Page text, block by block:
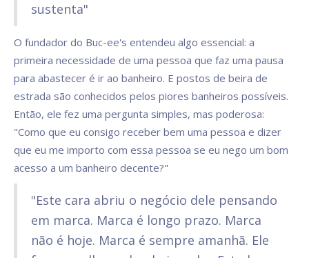
sustenta"
O fundador do Buc-ee's entendeu algo essencial: a
primeira necessidade de uma pessoa que faz uma pausa
para abastecer é ir ao banheiro. E postos de beira de
estrada são conhecidos pelos piores banheiros possíveis.
Então, ele fez uma pergunta simples, mas poderosa:
"Como que eu consigo receber bem uma pessoa e dizer
que eu me importo com essa pessoa se eu nego um bom
acesso a um banheiro decente?"
"Este cara abriu o negócio dele pensando
em marca. Marca é longo prazo. Marca
não é hoje. Marca é sempre amanhã. Ele